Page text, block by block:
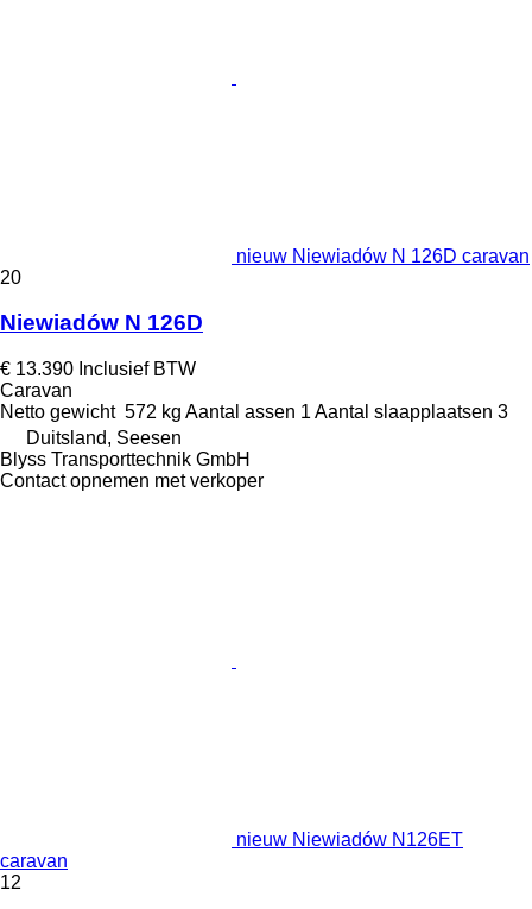
nieuw Niewiadów N 126D caravan
20
Niewiadów N 126D
€ 13.390 Inclusief BTW
Caravan
Netto gewicht 572 kg Aantal assen 1 Aantal slaapplaatsen 3
Duitsland, Seesen
Blyss Transporttechnik GmbH
Contact opnemen met verkoper
nieuw Niewiadów N126ET
caravan
12